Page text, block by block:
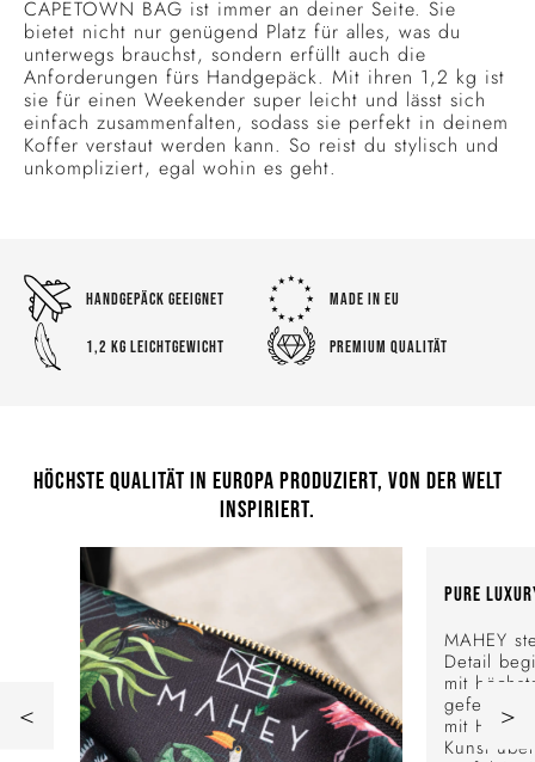
CAPETOWN BAG ist immer an deiner Seite. Sie
bietet nicht nur genügend Platz für alles, was du
unterwegs brauchst, sondern erfüllt auch die
Anforderungen fürs Handgepäck. Mit ihren 1,2 kg ist
sie für einen Weekender super leicht und lässt sich
einfach zusammenfalten, sodass sie perfekt in deinem
Koffer verstaut werden kann. So reist du stylisch und
unkompliziert, egal wohin es geht.
HANDGEPÄCK GEEIGNET MADE IN EU
1,2 KG LEICHTGEWICHT PREMIUM QUALITÄT
HÖCHSTE QUALITÄT IN EUROPA PRODUZIERT, VON DER WELT
INSPIRIERT.
Pure
MAHEY
Detail
mit
gefertigt
mit
Kunst
< >